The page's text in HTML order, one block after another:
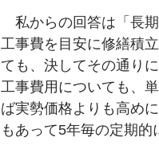
私からの回答は「長
工事費を目安に修繕積
ても、決してその通り
工事費用についても、
ば実勢価格よりも高め
もあって5年毎の定期的